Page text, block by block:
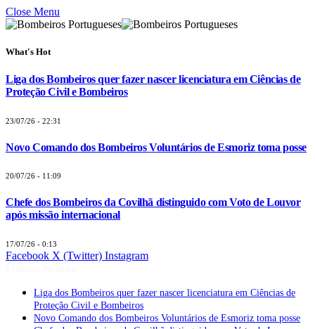
Close Menu
What's Hot
Liga dos Bombeiros quer fazer nascer licenciatura em Ciências de
Proteção Civil e Bombeiros
23/07/26 - 22:31
Novo Comando dos Bombeiros Voluntários de Esmoriz toma posse
20/07/26 - 11:09
Chefe dos Bombeiros da Covilhã distinguido com Voto de Louvor
após missão internacional
17/07/26 - 0:13
Facebook X (Twitter) Instagram
Liga dos Bombeiros quer fazer nascer licenciatura em Ciências de
Proteção Civil e Bombeiros
Novo Comando dos Bombeiros Voluntários de Esmoriz toma posse